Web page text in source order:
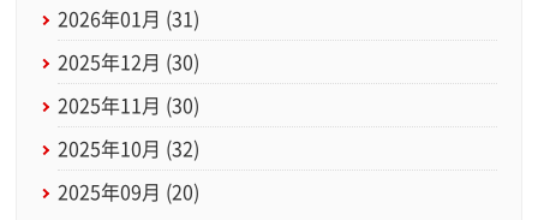
2026年01月 (31)
2025年12月 (30)
2025年11月 (30)
2025年10月 (32)
2025年09月 (20)